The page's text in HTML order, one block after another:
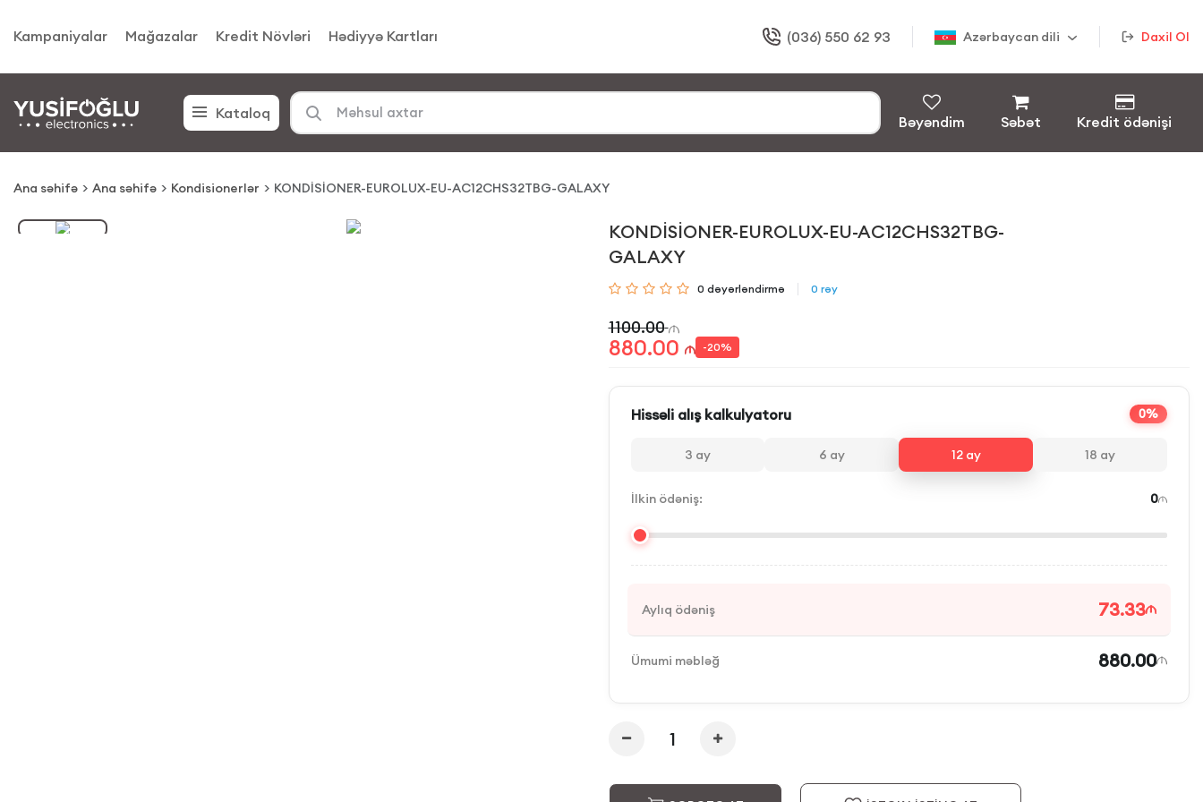
Kampaniyalar Mağazalar Kredit Növləri Hədiyyə Kartları (036) 550 62 93 Azərbaycan dili Daxil Ol
Kataloq Bəyəndim Səbət Kredit ödənişi
Ana səhifə Ana səhifə Kondisionerlər KONDİSİONER-EUROLUX-EU-AC12CHS32TBG-GALAXY
KONDİSİONER-EUROLUX-EU-AC12CHS32TBG-
GALAXY
0 dəyərləndirmə 0 rəy
1100.00
880.00 -20%
Hissəli alış kalkulyatoru 0%
3 ay 6 ay 12ay 18 ay
İlkin ödəniş: 0
Aylıq ödəniş 73.33
Ümumi məbləğ 880.00